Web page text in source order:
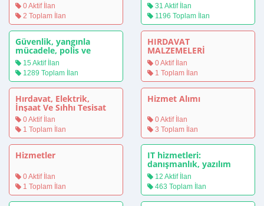
0 Aktif İlan
2 Toplam İlan
31 Aktif İlan
1196 Toplam İlan
Güvenlik, yangınla
mücadele, polis ve
savunma teçhizatı
15 Aktif İlan
1289 Toplam İlan
HIRDAVAT
MALZEMELERİ
0 Aktif İlan
1 Toplam İlan
Hırdavat, Elektrik,
İnşaat Ve Sıhhı Tesisat
Malzemeleri
0 Aktif İlan
1 Toplam İlan
Hizmet Alımı
0 Aktif İlan
3 Toplam İlan
Hizmetler
0 Aktif İlan
1 Toplam İlan
IT hizmetleri:
danışmanlık, yazılım
geliştirme, internet ve
destek
12 Aktif İlan
463 Toplam İlan